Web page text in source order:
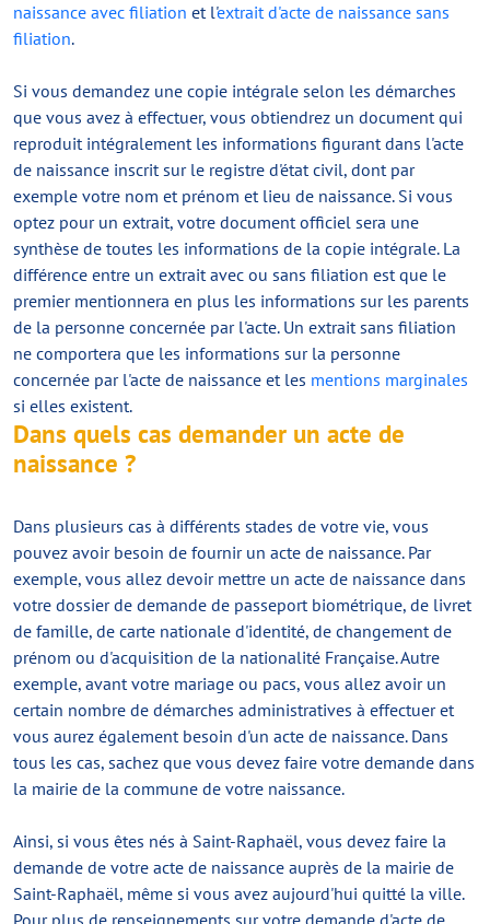
naissance avec filiation et l'extrait d'acte de naissance sans
filiation.
Si vous demandez une copie intégrale selon les démarches
que vous avez à effectuer, vous obtiendrez un document qui
reproduit intégralement les informations figurant dans l'acte
de naissance inscrit sur le registre d'état civil, dont par
exemple votre nom et prénom et lieu de naissance. Si vous
optez pour un extrait, votre document officiel sera une
synthèse de toutes les informations de la copie intégrale. La
différence entre un extrait avec ou sans filiation est que le
premier mentionnera en plus les informations sur les parents
de la personne concernée par l'acte. Un extrait sans filiation
ne comportera que les informations sur la personne
concernée par l'acte de naissance et les mentions marginales
si elles existent.
Dans quels cas demander un acte de
naissance ?
Dans plusieurs cas à différents stades de votre vie, vous
pouvez avoir besoin de fournir un acte de naissance. Par
exemple, vous allez devoir mettre un acte de naissance dans
votre dossier de demande de passeport biométrique, de livret
de famille, de carte nationale d'identité, de changement de
prénom ou d'acquisition de la nationalité Française. Autre
exemple, avant votre mariage ou pacs, vous allez avoir un
certain nombre de démarches administratives à effectuer et
vous aurez également besoin d'un acte de naissance. Dans
tous les cas, sachez que vous devez faire votre demande dans
la mairie de la commune de votre naissance.
Ainsi, si vous êtes nés à Saint-Raphaël, vous devez faire la
demande de votre acte de naissance auprès de la mairie de
Saint-Raphaël, même si vous avez aujourd'hui quitté la ville.
Pour plus de renseignements sur votre demande d'acte de